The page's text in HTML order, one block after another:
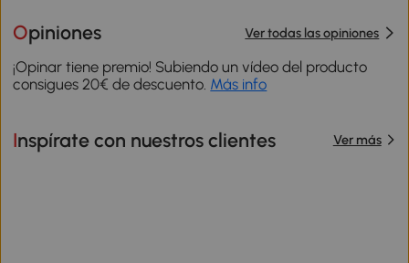
Opiniones Ver todas las opiniones
¡Opinar tiene premio! Subiendo un vídeo del producto
consigues 20€ de descuento. Más info
Inspírate con nuestros clientes Ver más